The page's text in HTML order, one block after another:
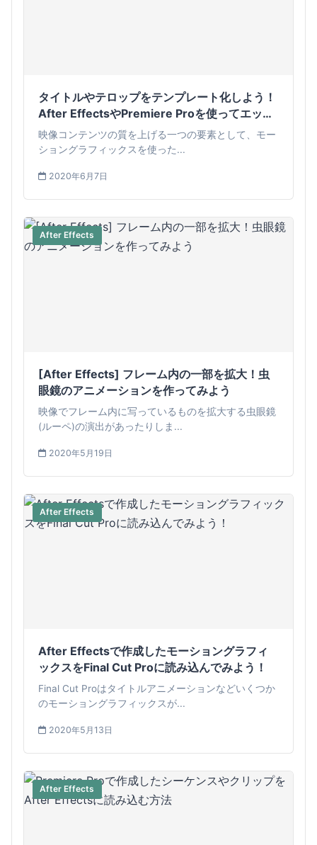
タイトルやテロップをテンプレート化しよう！
After EffectsやPremiere Proを使ってエッセ
ンシャルグラフィックスを作成する方法
映像コンテンツの質を上げる一つの要素として、モー
ショングラフィックスを使った...
2020年6月7日
After Effects
[After Effects] フレーム内の一部を拡大！虫
眼鏡のアニメーションを作ってみよう
映像でフレーム内に写っているものを拡大する虫眼鏡
(ルーペ)の演出があったりしま...
2020年5月19日
After Effects
After Effectsで作成したモーショングラフィ
ックスをFinal Cut Proに読み込んでみよう！
Final Cut Proはタイトルアニメーションなどいくつか
のモーショングラフィックスが...
2020年5月13日
After Effects